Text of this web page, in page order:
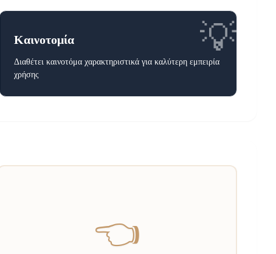
💡
Καινοτομία
Διαθέτει καινοτόμα χαρακτηριστικά για καλύτερη εμπειρία
χρήσης
👈